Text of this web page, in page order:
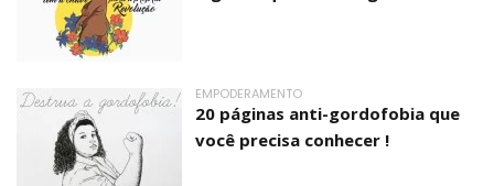
EMPODERAMENTO
20 páginas anti-gordofobia que
você precisa conhecer !